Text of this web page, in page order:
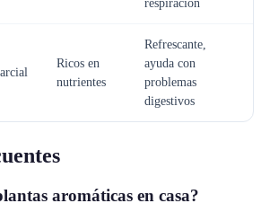
respiración
Ricos en
nutrientes
Refrescante,
ayuda con
problemas
digestivos
aromáticas en casa?